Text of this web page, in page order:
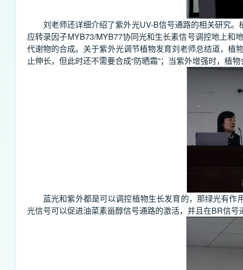
刘老师还详细介绍了紫外光UV-B信号通路的相关研究
应转录因子MYB73/MYB77协同光和生长素信号调控地上和
代谢物的合成。关于紫外光调节植物发育刘老师总结道，
止伸长，但此时还不需要合成“防晒霜”；当紫外增强时，植
蓝光和紫外都是可以调控植物生长发育的，那绿光有
光信号可以促进油菜素甾醇信号通路的激活，并且在BR信